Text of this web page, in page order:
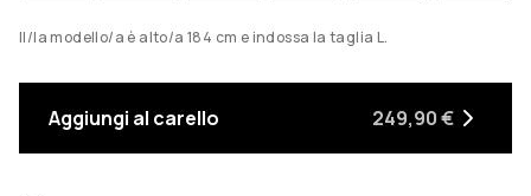
Il/la modello/a è alto/a 184 cm e indossa la taglia L.
Aggiungi al carello 249,90 €